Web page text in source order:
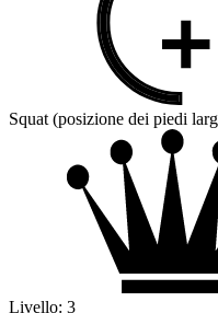
Squat (posizione dei piedi
Livello: 3